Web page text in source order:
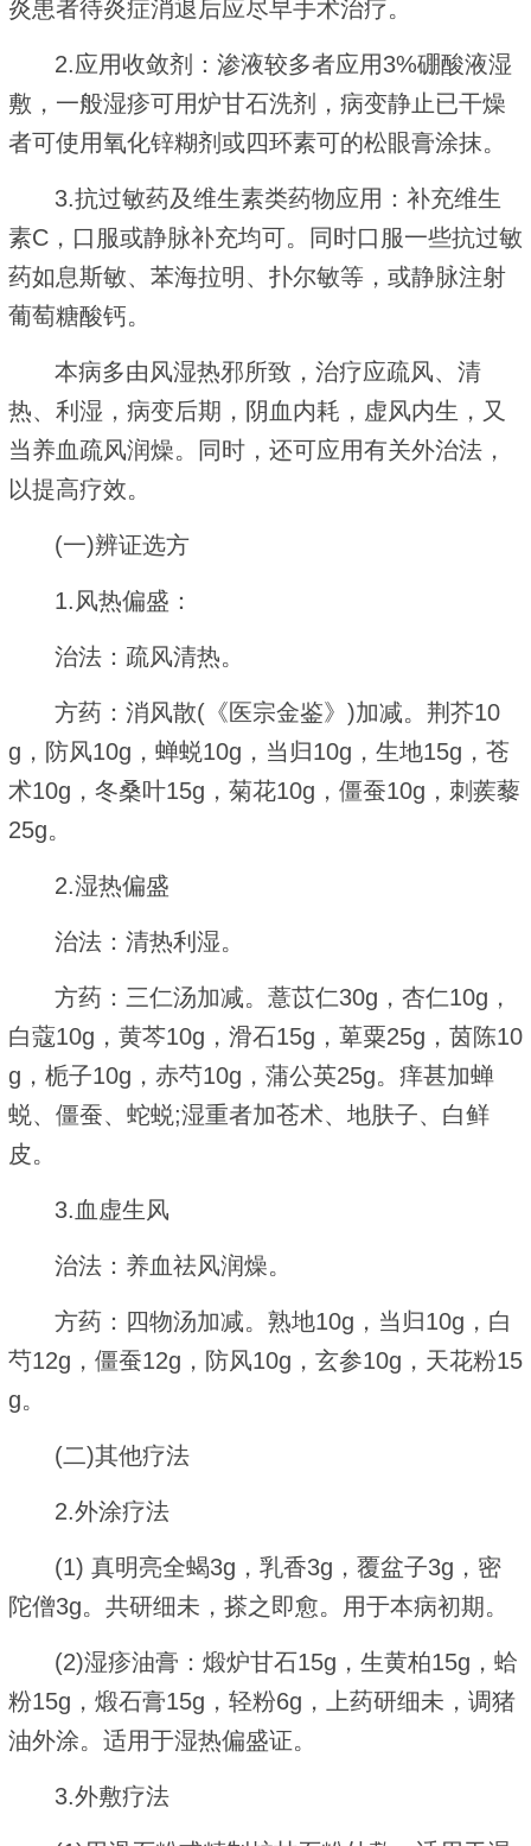
炎患者待炎症消退后应尽早手术治疗。
2.应用收敛剂：渗液较多者应用3%硼酸液湿
敷，一般湿疹可用炉甘石洗剂，病变静止已干燥
者可使用氧化锌糊剂或四环素可的松眼膏涂抹。
3.抗过敏药及维生素类药物应用：补充维生
素C，口服或静脉补充均可。同时口服一些抗过敏
药如息斯敏、苯海拉明、扑尔敏等，或静脉注射
葡萄糖酸钙。
本病多由风湿热邪所致，治疗应疏风、清
热、利湿，病变后期，阴血内耗，虚风内生，又
当养血疏风润燥。同时，还可应用有关外治法，
以提高疗效。
(一)辨证选方
1.风热偏盛：
治法：疏风清热。
方药：消风散(《医宗金鉴》)加减。荆芥10
g，防风10g，蝉蜕10g，当归10g，生地15g，苍
术10g，冬桑叶15g，菊花10g，僵蚕10g，刺蒺藜
25g。
2.湿热偏盛
治法：清热利湿。
方药：三仁汤加减。薏苡仁30g，杏仁10g，
白蔻10g，黄芩10g，滑石15g，萆粟25g，茵陈10
g，栀子10g，赤芍10g，蒲公英25g。痒甚加蝉
蜕、僵蚕、蛇蜕;湿重者加苍术、地肤子、白鲜
皮。
3.血虚生风
治法：养血祛风润燥。
方药：四物汤加减。熟地10g，当归10g，白
芍12g，僵蚕12g，防风10g，玄参10g，天花粉15
g。
(二)其他疗法
2.外涂疗法
(1) 真明亮全蝎3g，乳香3g，覆盆子3g，密
陀僧3g。共研细未，搽之即愈。用于本病初期。
(2)湿疹油膏：煅炉甘石15g，生黄柏15g，蛤
粉15g，煅石膏15g，轻粉6g，上药研细未，调猪
油外涂。适用于湿热偏盛证。
3.外敷疗法